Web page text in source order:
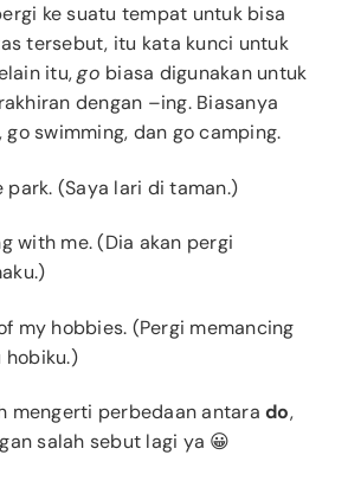
ke suatu tempat untuk bisa
tersebut, itu kata kunci untuk
itu,go biasa digunakan untuk
dengan –ing. Biasanya
swimming, dan go camping.
park. (Saya lari di taman.)
with me. (Dia akan pergi
my hobbies. (Pergi memancing
hobiku.)
mengerti perbedaan antarado,
salah sebut lagi ya 😀